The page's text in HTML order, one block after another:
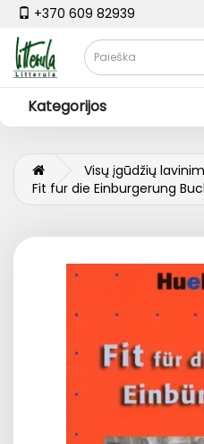
+370 609 82939
Kategorijos
Visų įgūdžių
Fit fur die Einburgerung